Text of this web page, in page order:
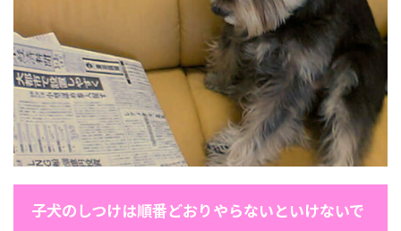
子犬のしつけは順番どおりやらないといけないで